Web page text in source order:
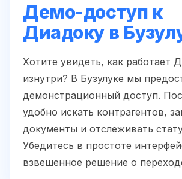
Демо-доступ к
Диадоку в
Хотите увидеть, как работает
изнутри? В Бузулуке мы
демонстрационный доступ.
удобно искать контрагентов,
документы и отслеживать
Убедитесь в простоте
взвешенное решение о